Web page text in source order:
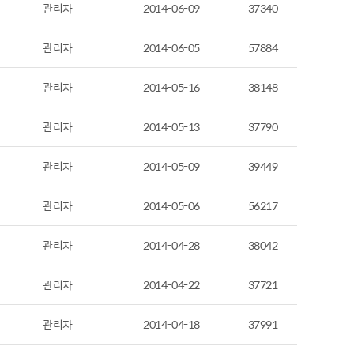
관리자 2014-06-09 37340
관리자 2014-06-05 57884
관리자 2014-05-16 38148
관리자 2014-05-13 37790
관리자 2014-05-09 39449
관리자 2014-05-06 56217
관리자 2014-04-28 38042
관리자 2014-04-22 37721
관리자 2014-04-18 37991